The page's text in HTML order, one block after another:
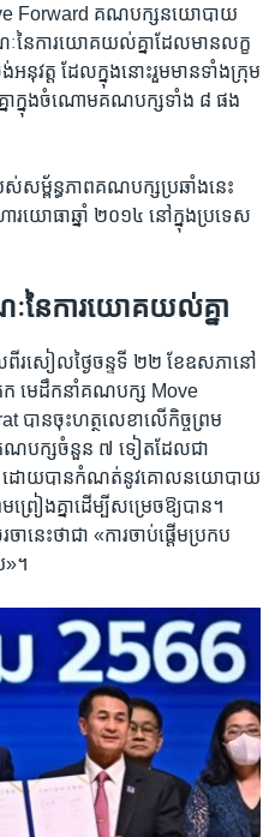
Forward គណបក្ស​នយោបាយ​
នៃ​ការ​យោគយល់​គ្នា​ដែល​មាន​លក្ខ
ត្ត ដែល​ក្នុង​នោះ​រួម​មាន​ទាំង​ក្រុម​
នា​ក្នុង​ចំណោម​គណបក្ស​ទាំង ៨ ផង​
ស់​សម្ព័ន្ធភាព​គណបក្ស​ប្រឆាំង​នេះ​
ារ​យោធា​ឆ្នាំ ២០១៤ នៅ​ក្នុង​ប្រទេស​
នៃ​ការ​យោគយល់​គ្នា
រសៀល​ថ្ងៃ​ចន្ទ​ទី ២២ ខែ​ឧសភា​នៅ​
ក មេដឹកនាំ​គណបក្ស Move
បាន​ចុះ​ហត្ថលេខា​លើ​កិច្ច​ព្រម
គណបក្ស​ចំនួន ៧ ទៀត​ដែល​ជា​
ដោយ​បាន​កំណត់​នូវ​គោល​នយោបាយ​
ង​គ្នា​ដើម្បី​សម្រេច​ឱ្យ​បាន។
េះ​ថា​ជា «ការ​ចាប់ផ្តើម​ប្រកប​
»។